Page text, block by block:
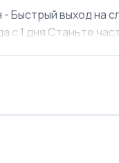
Быстрый выход
с 1 дня Станьте